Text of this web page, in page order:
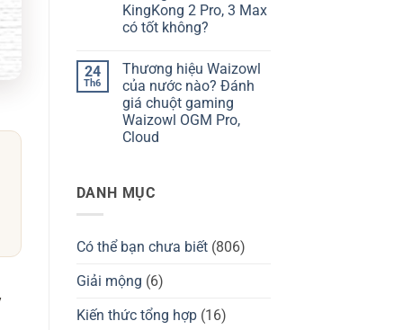
K75
có
tốt
hiệu
Darmoshark
của
Đánh
giá
chuột
Darmoshark
có
tốt
không?
KingKong 2 Pro, 3 Max
có tốt không?
bình
luận
ở
Thương
hiệu
tay
cầm
nào?
Đánh
2
Pro,
Max
có
không?
24
Th6
Thương hiệu Waizowl
của nước nào? Đánh
giá chuột gaming
Waizowl OGM Pro,
Cloud
luận
ở
của
Đánh
gaming
DANH MỤC
Có thể bạn chưa biết(806)
Giải mộng (6)
Kiến thức tổng hợp(16)